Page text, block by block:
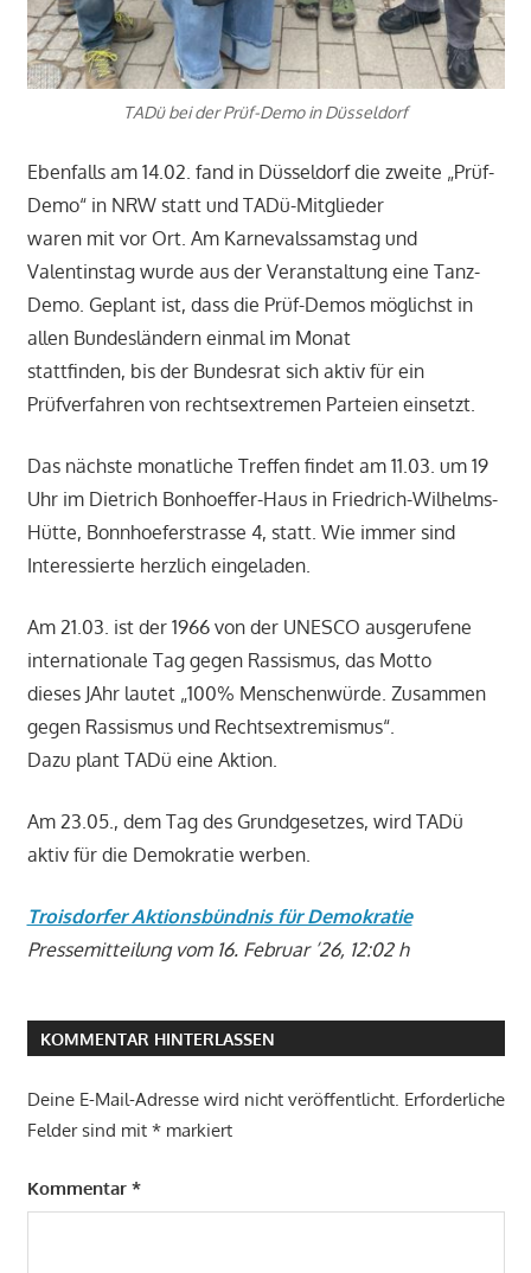
TADü bei der Prüf-Demo in Düsseldorf
Ebenfalls am 14.02. fand in Düsseldorf die zweite „Prüf-
Demo“ in NRW statt und TADü-Mitglieder
waren mit vor Ort. Am Karnevalssamstag und
Valentinstag wurde aus der Veranstaltung eine Tanz-
Demo. Geplant ist, dass die Prüf-Demos möglichst in
allen Bundesländern einmal im Monat
stattfinden, bis der Bundesrat sich aktiv für ein
Prüfverfahren von rechtsextremen Parteien einsetzt.
Das nächste monatliche Treffen findet am 11.03. um 19
Uhr im Dietrich Bonhoeffer-Haus in Friedrich-Wilhelms-
Hütte, Bonnhoeferstrasse 4, statt. Wie immer sind
Interessierte herzlich eingeladen.
Am 21.03. ist der 1966 von der UNESCO ausgerufene
internationale Tag gegen Rassismus, das Motto
dieses JAhr lautet „100% Menschenwürde. Zusammen
gegen Rassismus und Rechtsextremismus“.
Dazu plant TADü eine Aktion.
Am 23.05., dem Tag des Grundgesetzes, wird TADü
aktiv für die Demokratie werben.
Troisdorfer Aktionsbündnis für Demokratie
Pressemitteilung vom 16. Februar ’26, 12:02 h
KOMMENTAR HINTERLASSEN
Deine E-Mail-Adresse wird nicht veröffentlicht. Erforderliche
Felder sind mit *markiert
Kommentar *